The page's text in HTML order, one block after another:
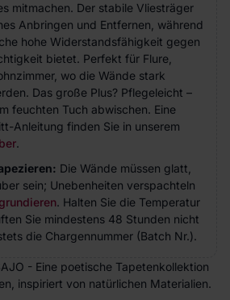
mitmachen. Der stabile Vliesträger
Anbringen und Entfernen, während
hohe Widerstandsfähigkeit gegen
bietet. Perfekt für Flure,
wo die Wände stark
Das große Plus? Pflegeleicht –
feuchten Tuch abwischen. Eine
Anleitung finden Sie in unserem
.
Die Wände müssen glatt,
sein; Unebenheiten verspachteln
. Halten Sie die Temperatur
Sie mindestens 48 Stunden nicht
die Chargennummer (Batch Nr.).
- Eine poetische Tapetenkollektion
inspiriert von natürlichen Materialien.